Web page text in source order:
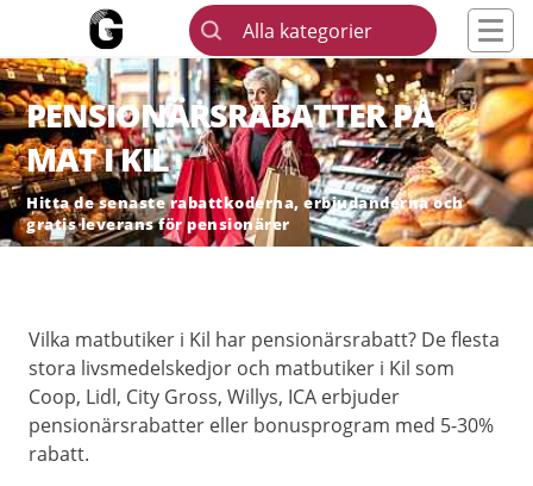
Alla kategorier
PENSIONÄRSRABATTER PÅ
MAT I KIL
Hitta de senaste rabattkoderna, erbjudanderna och
gratis leverans för pensionärer
Vilka matbutiker i Kil har pensionärsrabatt? De flesta
stora livsmedelskedjor och matbutiker i Kil som
Coop, Lidl, City Gross, Willys, ICA erbjuder
pensionärsrabatter eller bonusprogram med 5-30%
rabatt.